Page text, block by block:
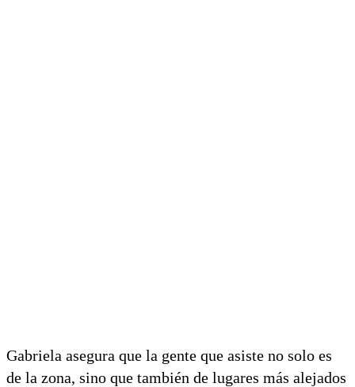
Gabriela asegura que la gente que asiste no solo es
de la zona, sino que también de lugares más alejados